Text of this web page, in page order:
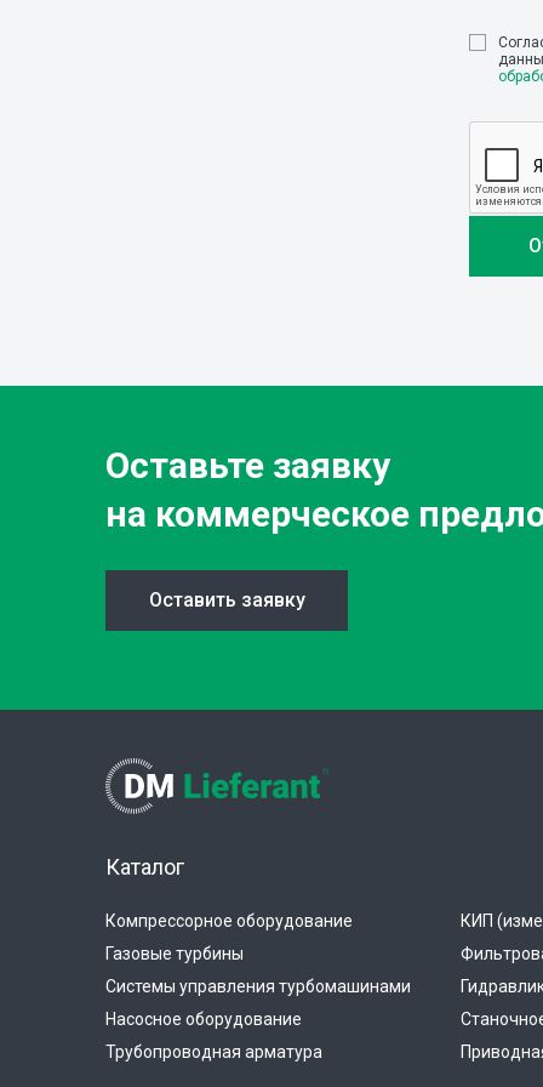
Оставьте заявку
на коммерческое
Оставить заявку
Каталог
Компрессорное оборудование
Газовые турбины
Системы управления турбомашинами
Насосное оборудование
Трубопроводная арматура
КИП